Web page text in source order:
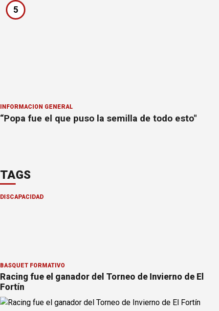
5
INFORMACION GENERAL
“Popa fue el que puso la semilla de todo esto"
TAGS
DISCAPACIDAD
BÁSQUET FORMATIVO
Racing fue el ganador del Torneo de Invierno de El
Fortín